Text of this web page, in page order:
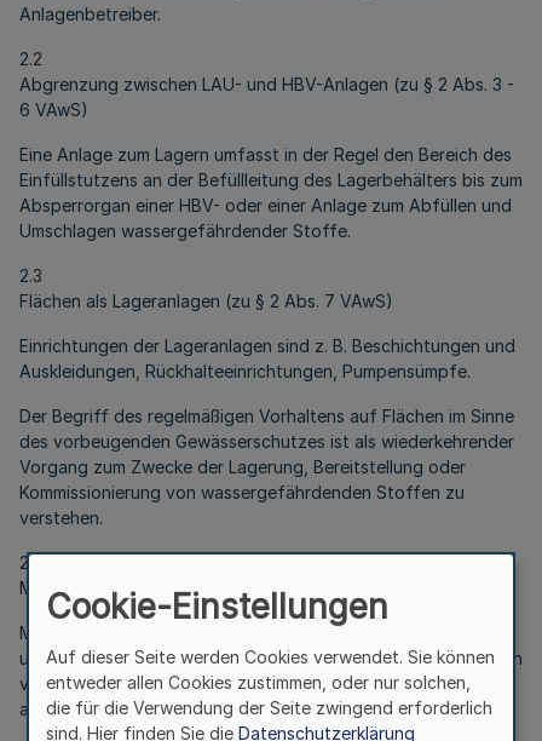
Anlagenbetreiber.
2.2
Abgrenzung zwischen LAU- und HBV-Anlagen (zu § 2 Abs. 3 -
6 VAwS)
Eine Anlage zum Lagern umfasst in der Regel den Bereich des
Einfüllstutzens an der Befüllleitung des Lagerbehälters bis zum
Absperrorgan einer HBV- oder einer Anlage zum Abfüllen und
Umschlagen wassergefährdender Stoffe.
2.3
Flächen als Lageranlagen (zu § 2 Abs. 7 VAwS)
Einrichtungen der Lageranlagen sind z. B. Beschichtungen und
Auskleidungen, Rückhalteeinrichtungen, Pumpensümpfe.
Der Begriff des regelmäßigen Vorhaltens auf Flächen im Sinne
des vorbeugenden Gewässerschutzes ist als wiederkehrender
Vorgang zum Zwecke der Lagerung, Bereitstellung oder
Kommissionierung von wassergefährdenden Stoffen zu
verstehen.
2.4
Mobile Abfüll- und Umschlagstellen
Mobile Abfüll- und Umschlagstellen, die lediglich kurzzeitig
und an ständig wechselnden Orten eingesetzt werden, werden
von der VAwS nicht erfasst. Für diese Anlagen gelten die
allgemeinen Sorgfaltspflichten des § 1a WHG.
Cookie-Einstellungen
Auf dieser Seite werden Cookies verwendet. Sie können
entweder allen Cookies zustimmen, oder nur solchen,
die für die Verwendung der Seite zwingend erforderlich
sind. Hier finden Sie die Datenschutzerklärung